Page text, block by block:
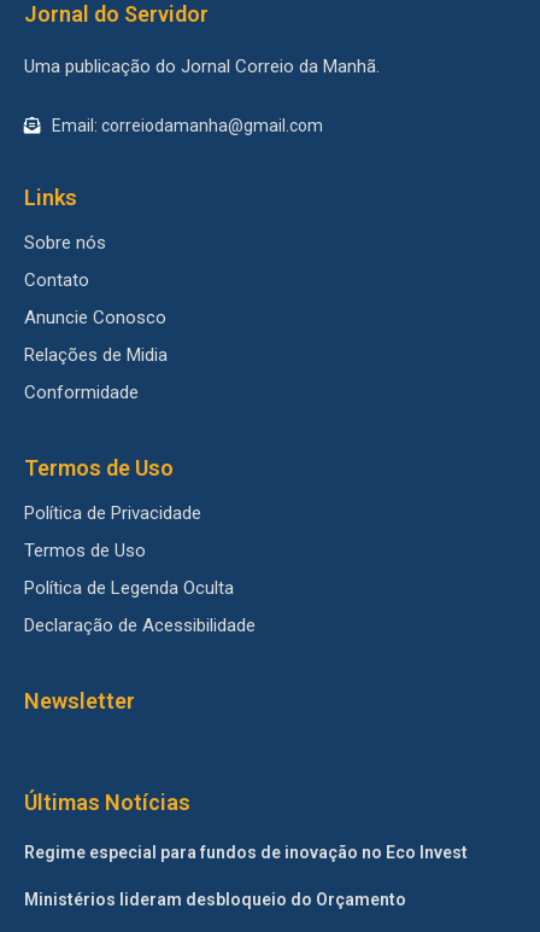
Jornal do Servidor
Uma publicação do Jornal Correio da Manhã.
Email: correiodamanha@gmail.com
Links
Sobre nós
Contato
Anuncie Conosco
Relações de Midia
Conformidade
Termos de Uso
Política de Privacidade
Termos de Uso
Política de Legenda Oculta
Declaração de Acessibilidade
Newsletter
Últimas Notícias
Regime especial para fundos de inovação no Eco Invest
Ministérios lideram desbloqueio do Orçamento